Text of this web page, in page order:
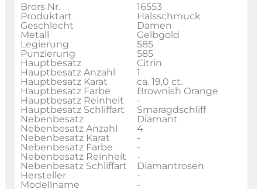
Brors Nr.
16553
Produktart
Halsschmuck
Geschlecht
Damen
Metall
Gelbgold
Legierung
585
Punzierung
585
Hauptbesatz
Citrin
Hauptbesatz Anzahl
1
Hauptbesatz Karat
ca. 19,0 ct.
Hauptbesatz Farbe
Brownish Orange
Hauptbesatz Reinheit
-
Hauptbesatz Schliffart
Smaragdschliff
Nebenbesatz
Diamant
Nebenbesatz Anzahl
4
Nebenbesatz Karat
-
Nebenbesatz Farbe
-
Nebenbesatz Reinheit
-
Nebenbesatz Schliffart
Diamantrosen
Hersteller
-
Modellname
-